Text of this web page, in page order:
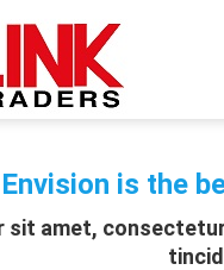
Envision is the
sit amet,